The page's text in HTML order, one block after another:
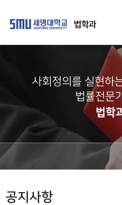
법학과
사회정의를 실현하
법률전문
법학
공지사항